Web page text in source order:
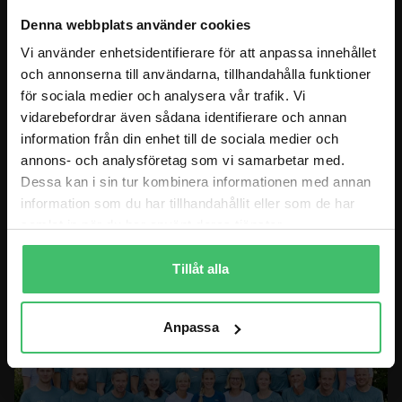
Denna webbplats använder cookies
Vi använder enhetsidentifierare för att anpassa innehållet
och annonserna till användarna, tillhandahålla funktioner
för sociala medier och analysera vår trafik. Vi
vidarebefordrar även sådana identifierare och annan
information från din enhet till de sociala medier och
annons- och analysföretag som vi samarbetar med.
Dessa kan i sin tur kombinera informationen med annan
information som du har tillhandahållit eller som de har
Tillåt alla
Anpassa
BUTIK
MITT KONTO
KONTAKT
BESÖKSADRESS BUTIK
Göteborg: Lindholmsallén 26C, 41756 Göteborg